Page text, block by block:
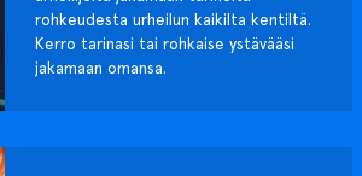
rohkeudesta urheilun kaikilta kentiltä.
Kerro tarinasi tai rohkaise ystävääsi
jakamaan omansa.